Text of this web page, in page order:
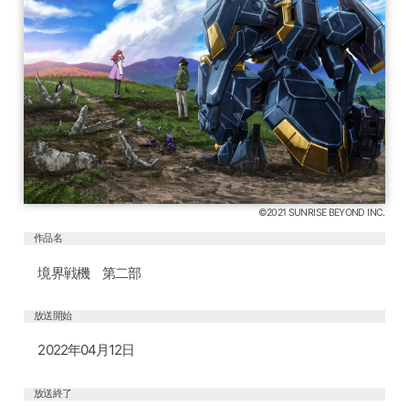
©2021 SUNRISE BEYOND INC.
作品名
境界戦機 第二部
放送開始
2022年04月12日
放送終了